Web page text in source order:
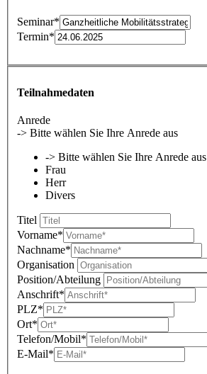
Seminar*
Termin*
Teilnahmedaten
Anrede
-> Bitte wählen Sie Ihre Anrede aus
-> Bitte wählen Sie Ihre Anrede aus
Frau
Herr
Divers
Titel
Vorname*
Nachname*
Organisation
Position/Abteilung
Anschrift*
PLZ*
Ort*
Telefon/Mobil*
E-Mail*